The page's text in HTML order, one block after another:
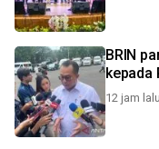
BRIN
kepada
12 jam lalu